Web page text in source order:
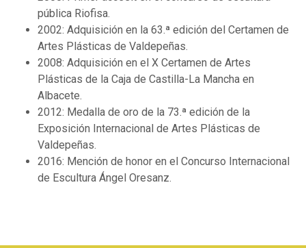
pública Riofisa.
2002: Adquisición en la 63.ª edición del Certamen de
Artes Plásticas de Valdepeñas.
2008: Adquisición en el X Certamen de Artes
Plásticas de la Caja de Castilla-La Mancha en
Albacete.
2012: Medalla de oro de la 73.ª edición de la
Exposición Internacional de Artes Plásticas de
Valdepeñas.
2016: Mención de honor en el Concurso Internacional
de Escultura Ángel Oresanz.